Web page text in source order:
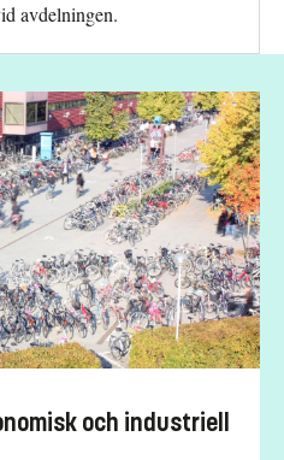
avdelningen.
och industriell